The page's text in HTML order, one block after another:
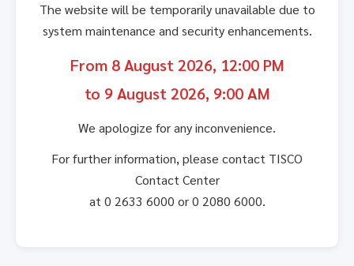
The website will be temporarily unavailable due to
system maintenance and security enhancements.
From 8 August 2026, 12:00 PM
to 9 August 2026, 9:00 AM
We apologize for any inconvenience.
For further information, please contact TISCO
Contact Center
at 0 2633 6000 or 0 2080 6000.